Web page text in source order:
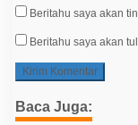
Beritahu saya akan
Beritahu saya akan
Baca Juga: